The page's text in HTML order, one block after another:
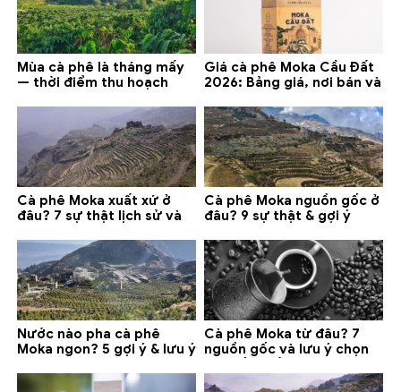
Mùa cà phê là tháng mấy
— thời điểm thu hoạch
Giá cà phê Moka Cầu Đất
2026: Bảng giá, nơi bán và
Cà phê Moka xuất xứ ở
đâu? 7 sự thật lịch sử và
Cà phê Moka nguồn gốc ở
đâu? 9 sự thật & gợi ý
Nước nào pha cà phê
Moka ngon? 5 gợi ý & lưu ý
Cà phê Moka từ đâu? 7
nguồn gốc và lưu ý chọn